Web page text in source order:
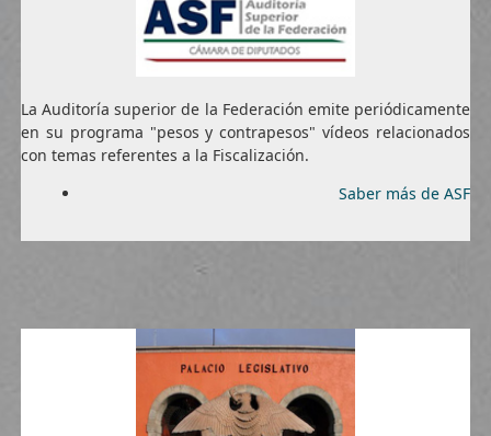
La Auditoría superior de la Federación emite periódicamente
en su programa "pesos y contrapesos" vídeos relacionados
con temas referentes a la Fiscalización.
Saber más de ASF